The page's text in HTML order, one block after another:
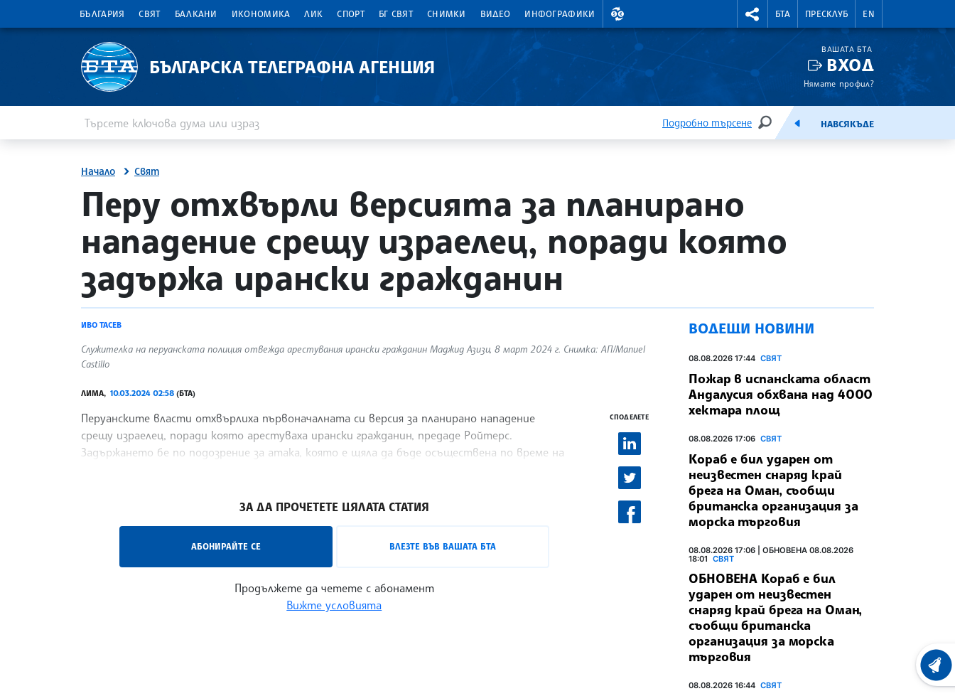
БЪЛГАРИЯ СВЯТ БАЛКАНИ ИКОНОМИКА ЛИК СПОРТ БГ СВЯТ СНИМКИ ВИДЕО ИНФОГРАФИКИ
ВАЛУТНИ КУРСОВЕ RIGHTMENU.SOCIAL
БТА ПРЕСКЛУБ EN
БЪЛГАРСКА ТЕЛЕГРАФНА АГЕНЦИЯ
ВАШАТА БТА
ВХОД
Нямате профил?
Подробно търсене
ТЪРСЕНЕЕМИСИЯНАВСЯКЪДЕ
Начало Свят
site.bta
Перу отхвърли версията за планирано
нападение срещу израелец, поради която
задържа ирански гражданин
ИВО ТАСЕВ
Служителка на перуанската полиция отвежда арестувания ирански гражданин Маджид Азизи, 8 март 2024 г. Снимка: АП/Manuel
Castillo
ЛИМА, 10.03.2024 02:58 (БТА)
Перуанските власти отхвърлиха първоначалната си версия за планирано нападение
срещу израелец, поради която арестуваха ирански гражданин, предаде Ройтерс.
Задържането бе по подозрение за атака, която е щяла да бъде осъществена по време на
ЗА ДА ПРОЧЕТЕТЕ ЦЯЛАТА СТАТИЯ
АБОНИРАЙТЕ СЕ ВЛЕЗТЕ ВЪВ ВАШАТА БТА
Продължете да четете с абонамент
Вижте условията
СПОДЕЛЕТЕ
ВОДЕЩИ НОВИНИ
08.08.2026 17:44 СВЯТ
Пожар в испанската област
Андалусия обхвана над 4000
хектара площ
08.08.2026 17:06 СВЯТ
Кораб е бил ударен от
неизвестен снаряд край
брега на Оман, съобщи
британска организация за
морска търговия
08.08.2026 17:06 | ОБНОВЕНА 08.08.2026
18:01 СВЯТ
ОБНОВЕНА Кораб е бил
ударен от неизвестен
снаряд край брега на Оман,
съобщи британска
организация за морска
търговия
08.08.2026 16:44 СВЯТ